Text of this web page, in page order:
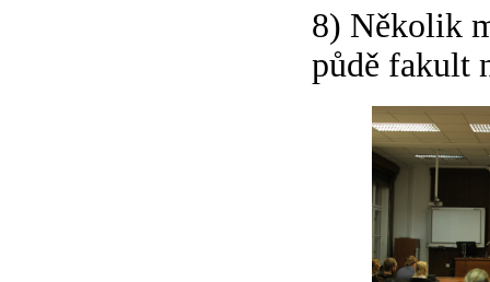
8) Několik
půdě fakult